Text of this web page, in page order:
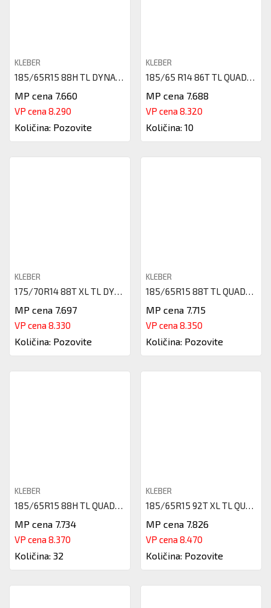
KLEBER
185/65R15 88H TL DYNAXER HP4 K
MP cena 7.660
VP cena 8.290
Količina: Pozovite
KLEBER
185/65 R14 86T TL QUADRAXER 3
MP cena 7.688
VP cena 8.320
Količina: 10
KLEBER
175/70R14 88T XL TL DYNAXER HP
MP cena 7.697
VP cena 8.330
Količina: Pozovite
KLEBER
185/65R15 88T TL QUADRAXER 3 K
MP cena 7.715
VP cena 8.350
Količina: Pozovite
KLEBER
185/65R15 88H TL QUADRAXER 3 K
MP cena 7.734
VP cena 8.370
Količina: 32
KLEBER
185/65R15 92T XL TL QUADRAXER
MP cena 7.826
VP cena 8.470
Količina: Pozovite